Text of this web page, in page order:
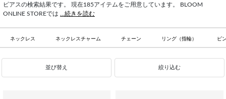
ピアスの検索結果です。 現在185アイテムをご用意しています。 BLOOM
ONLINE STOREでは ...続きを読む
ネックレス ネックレスチャーム チェーン リング（指輪） ピ
並び替え 絞り込む